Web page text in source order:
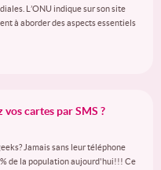
L’ONU indique sur son site
à aborder des aspects essentiels
vos cartes par SMS ?
Jamais sans leur téléphone
de la population aujourd'hui!!! Ce